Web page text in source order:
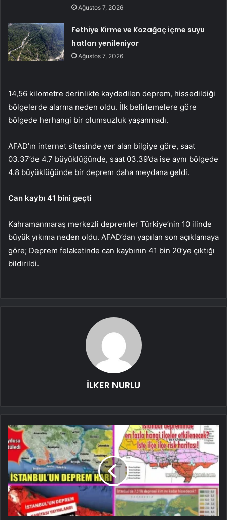
Ağustos 7, 2026
Fethiye Kirme ve Kozağaç içme suyu
hatları yenileniyor
Ağustos 7, 2026
14,56 kilometre derinlikte kaydedilen deprem, hissedildiği
bölgelerde alarma neden oldu. İlk belirlemelere göre
bölgede herhangi bir olumsuzluk yaşanmadı.
AFAD’ın internet sitesinde yer alan bilgiye göre, saat
03.37’de 4.7 büyüklüğünde, saat 03.39’da ise aynı bölgede
4.8 büyüklüğünde bir deprem daha meydana geldi.
Can kaybı 41 bini geçti
Kahramanmaraş merkezli depremler Türkiye’nin 10 ilinde
büyük yıkıma neden oldu. AFAD’dan yapılan son açıklamaya
göre; Deprem felaketinde can kaybının 41 bin 20’ye çıktığı
bildirildi.
İLKER NURLU